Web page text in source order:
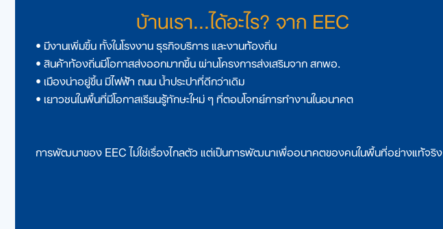
บ้านเรา...ได้อะไร? จาก EEC
• มีงานเพิ่มขึ้น ทั้งในโรงงาน ธุรกิจบริการ และงานท้องถิ่น
• สินค้าท้องถิ่นมีโอกาสส่งออกมากขึ้น ผ่านโครงการส่งเสริมจาก สกพอ.
• เมืองน่าอยู่ขึ้น มีไฟฟ้า ถนน น้ำประปาที่ดีกว่าเดิม
• เยาวชนในพื้นที่มีโอกาสเรียนรู้ทักษะใหม่ ๆ ที่ตอบโจทย์การทํางานในอนาคต
การพัฒนาของ EEC ไม่ใช่เรื่องไกลตัว แต่เป็นการพัฒนาเพื่ออนาคตของคนในพื้นที่อย่างแท้จริง